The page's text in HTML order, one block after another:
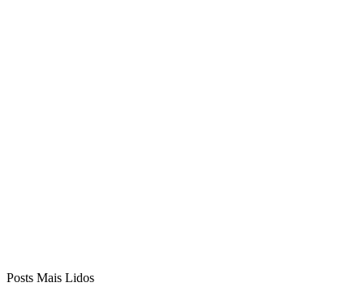
Posts Mais Lidos